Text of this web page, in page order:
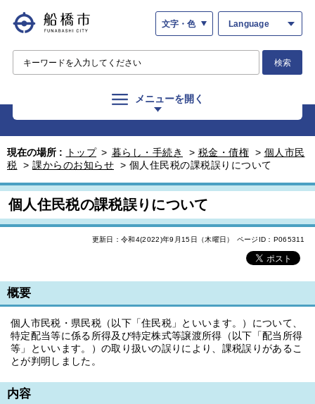
文字・色 Language
検索
メニューを開く
現在の場所 : トップ > 暮らし・手続き > 税金・債権 > 個人市民
税 > 課からのお知らせ > 個人住民税の課税誤りについて
個人住民税の課税誤りについて
更新日：令和4(2022)年9月15日（木曜日） ページID：P065311
概要
個人市民税・県民税（以下「住民税」といいます。）について、
特定配当等に係る所得及び特定株式等譲渡所得（以下「配当所得
等」といいます。）の取り扱いの誤りにより、課税誤りがあるこ
とが判明しました。
内容